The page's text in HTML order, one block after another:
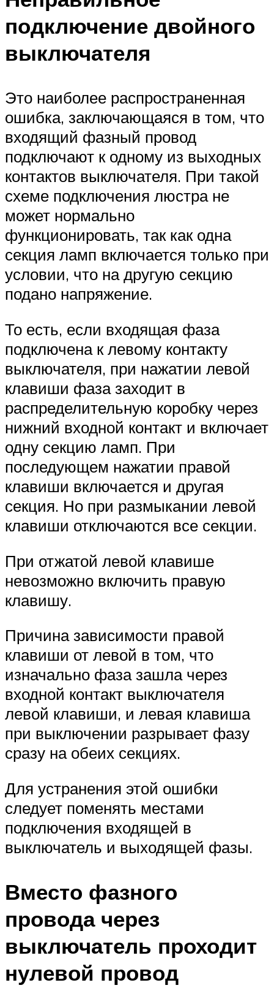
подключение двойного
выключателя
Это наиболее распространенная
ошибка, заключающаяся в том, что
входящий фазный провод
подключают к одному из выходных
контактов выключателя. При такой
схеме подключения люстра не
может нормально
функционировать, так как одна
секция ламп включается только при
условии, что на другую секцию
подано напряжение.
То есть, если входящая фаза
подключена к левому контакту
выключателя, при нажатии левой
клавиши фаза заходит в
распределительную коробку через
нижний входной контакт и включает
одну секцию ламп. При
последующем нажатии правой
клавиши включается и другая
секция. Но при размыкании левой
клавиши отключаются все секции.
При отжатой левой клавише
невозможно включить правую
клавишу.
Причина зависимости правой
клавиши от левой в том, что
изначально фаза зашла через
входной контакт выключателя
левой клавиши, и левая клавиша
при выключении разрывает фазу
сразу на обеих секциях.
Для устранения этой ошибки
следует поменять местами
подключения входящей в
выключатель и выходящей фазы.
Вместо фазного
провода через
выключатель проходит
нулевой провод